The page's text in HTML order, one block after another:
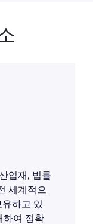
업재, 법률
세계적으
하고 있
하여 정확